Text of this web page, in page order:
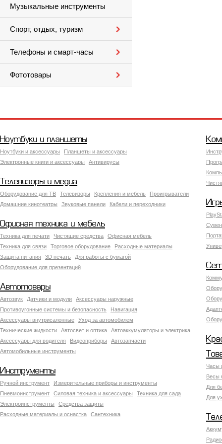
Музыкальные инструменты
Спорт, отдых, туризм
Телефоны и смарт-часы
Фототовары
Ноутбуки и планшеты
Ноутбуки и аксессуары
Планшеты и аксессуары
Электронные книги и аксессуары
Антивирусы
Телевизоры и медиа
Оборудование для ТВ Телевизоры Крепления и мебель
Проигрыватели
Домашние кинотеатры
Звуковые панели Кабели и переходники
Офисная техника и мебель
Техника для печати Чистящие средства
Офисная мебель
Техника для связи
Торговое оборудование
Расходные материалы
Защита питания
3D печать
Для работы с бумагой
Оборудование для презентаций
Автотовары
Автозвук Датчики и модули
Аксессуары наружные
Противоугонные системы и безопасность
Навигация
Аксесcуары внутрисалонные
Уход за автомобилем
Технические жидкости
Автосвет и оптика
Автоаккумуляторы и электрика
Аксессуары для водителя
Видеоприборы
Автозапчасти
Автомобильные инструменты
Часы
Весы
Для
Для
Инструменты
Ручной инструмент
Измерительные приборы и инструменты
Пневмоинструмент
Силовая техника и аксессуары
Техника для сада
Электроинструменты
Средства защиты
Расходные материалы и оснастка
Сантехника